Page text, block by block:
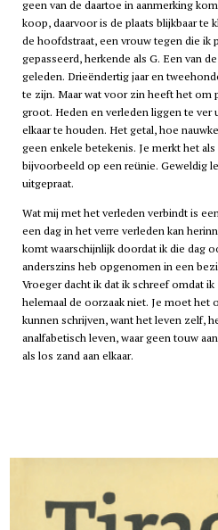
geen van de daartoe in aanmerking
koop, daarvoor is de plaats blijkbaar te
de hoofdstraat, een vrouw tegen die ik
gepasseerd, herkende als G. Een van
geleden. Drieëndertig jaar en
te zijn. Maar wat voor zin heeft het om
groot. Heden en verleden liggen te ver
elkaar te houden. Het getal, hoe
geen enkele betekenis. Je merkt het
bijvoorbeeld op een reünie. Geweldig
uitgepraat.
Wat mij met het verleden verbindt is
een dag in het verre verleden kan
komt waarschijnlijk doordat ik die dag
anderszins heb opgenomen in een
Vroeger dacht ik dat ik schreef omdat ik
helemaal de oorzaak niet. Je moet het
kunnen schrijven, want het leven zelf,
analfabetisch leven, waar geen touw
als los zand aan elkaar.